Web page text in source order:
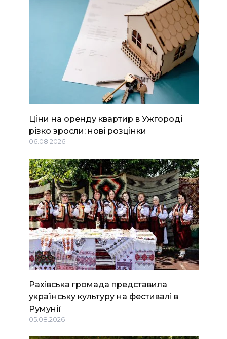
Ціни на оренду квартир в Ужгороді
різко зросли: нові розцінки
06.08.2026
Рахівська громада представила
українську культуру на фестивалі в
Румунії
05.08.2026